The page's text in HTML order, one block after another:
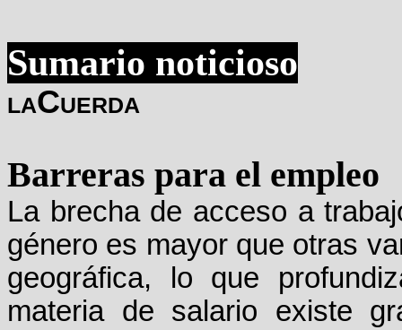
Sumario noticioso
laCuerda
Barreras para el empleo
La brecha de acceso a
género es mayor que otras
geográfica, lo que
materia de salario existe